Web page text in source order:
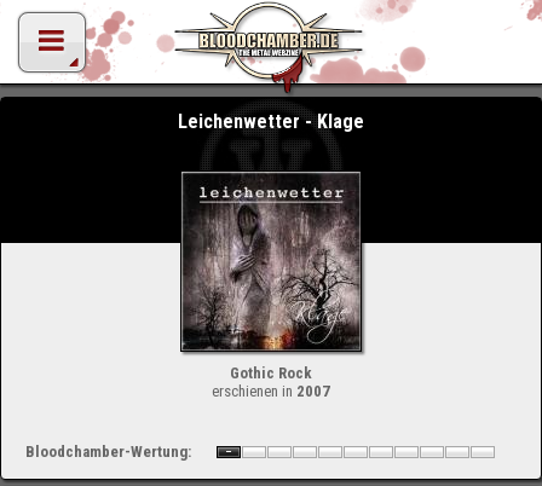
Leichenwetter - Klage
Gothic Rock
erschienen in 2007
Bloodchamber-Wertung: